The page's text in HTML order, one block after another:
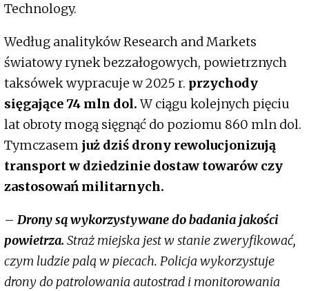
Technology.
Według analityków Research and Markets
światowy rynek bezzałogowych, powietrznych
taksówek wypracuje w 2025 r. przychody
sięgające 74 mln dol.W ciągu kolejnych pięciu
lat obroty mogą sięgnąć do poziomu 860 mln dol.
Tymczasem już dziś drony rewolucjonizują
transport w dziedzinie dostaw towarów czy
zastosowań militarnych.
– Drony są wykorzystywane do badania jakości
powietrza. Straż miejska jest w stanie zweryfikować,
czym ludzie palą w piecach. Policja wykorzystuje
drony do patrolowania autostrad i monitorowania